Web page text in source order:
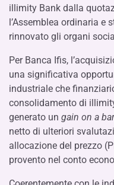
illimity Bank dalla
l’Assemblea ordinaria e
rinnovato gli organi
Per Banca Ifis,
una significativa
industriale che
consolidamento di
generato un gain on a
netto di ulteriori
allocazione del prezzo
provento nel conto